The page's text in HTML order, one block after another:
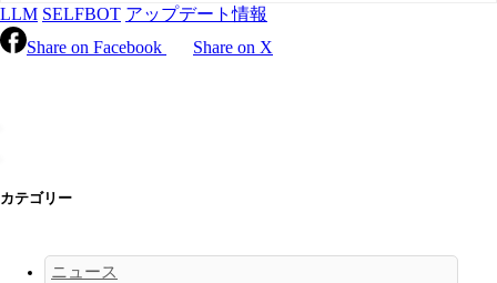
LLM SELFBOT アップデート情報
Share on Facebook
Share on X
カテゴリー
ニュース